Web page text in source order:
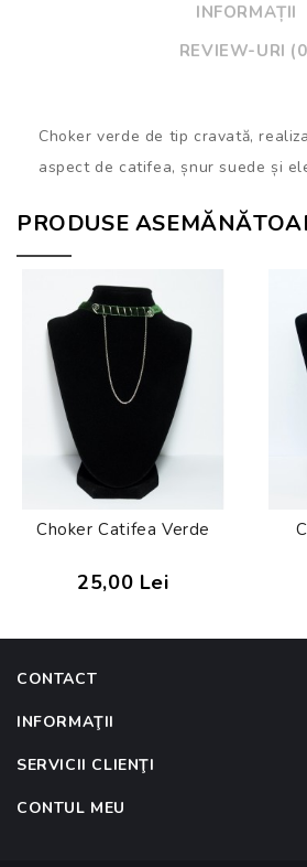
INFORMAȚII
REVIEW-URI
Choker verde de tip cravată,
aspect de catifea, șnur suede și
PRODUSE
Choker Catifea Verde
25,00 Lei
CONTACT
INFORMAŢII
SERVICII CLIENŢI
CONTUL MEU